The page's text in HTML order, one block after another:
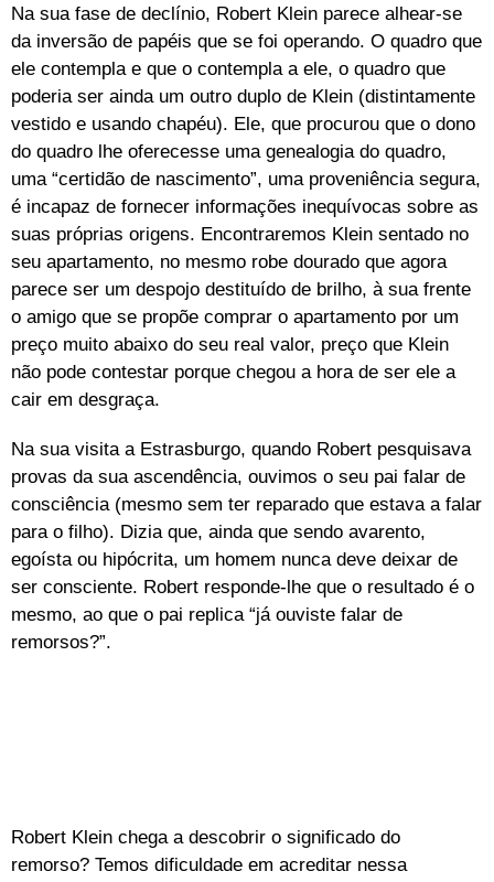
Na sua fase de declínio, Robert Klein parece alhear-se
da inversão de papéis que se foi operando. O quadro que
ele contempla e que o contempla a ele, o quadro que
poderia ser ainda um outro duplo de Klein (distintamente
vestido e usando chapéu). Ele, que procurou que o dono
do quadro lhe oferecesse uma genealogia do quadro,
uma “certidão de nascimento”, uma proveniência segura,
é incapaz de fornecer informações inequívocas sobre as
suas próprias origens. Encontraremos Klein sentado no
seu apartamento, no mesmo robe dourado que agora
parece ser um despojo destituído de brilho, à sua frente
o amigo que se propõe comprar o apartamento por um
preço muito abaixo do seu real valor, preço que Klein
não pode contestar porque chegou a hora de ser ele a
cair em desgraça.
Na sua visita a Estrasburgo, quando Robert pesquisava
provas da sua ascendência, ouvimos o seu pai falar de
consciência (mesmo sem ter reparado que estava a falar
para o filho). Dizia que, ainda que sendo avarento,
egoísta ou hipócrita, um homem nunca deve deixar de
ser consciente. Robert responde-lhe que o resultado é o
mesmo, ao que o pai replica “já ouviste falar de
remorsos?”.
Robert Klein chega a descobrir o significado do
remorso? Temos dificuldade em acreditar nessa